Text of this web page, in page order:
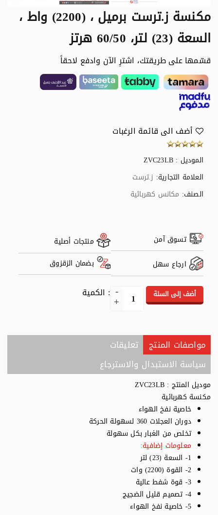
مكنسة ز.ترست برميل ، (2200) واط ،
السعة (23) لتر، 60/50 هرتز
قسّمها على طريقتك، اشترِ الآن وادفع لاحقاً
أضف الى قائمة الرغبات
الموديل : ZVC23LB
العلامة التجارية: ز.ترست
الصنف: مكانس كهربائية
تسوق آمن
منتجات أصلية
ارجاع سهل
بضمان الزقزوق
: الكمية أضف إلى السلة
مواصفات المنتج
تعليقات
سياسة الاستبدال والاسترجاع
موديل المنتج : ZVC23LB
مكنسة كهربائية
خاصية نفخ الهواء
دوران العجلات 360 لسهولة الحركة
تخلص من الغبار بكل سهولة
معلومات إضافية:
1- السعة (23) لتر
2- القوة (2200) وات
3- قوة شفط عالية
4- تصميم قليل الضجيج
5- خاصية نفخ الهواء